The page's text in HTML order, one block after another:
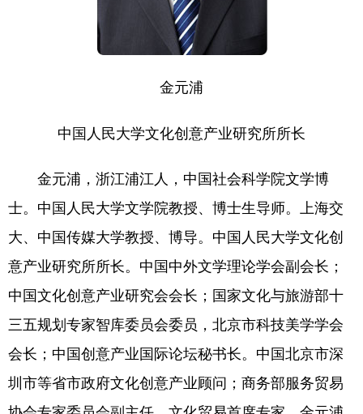
金元浦
中国人民大学文化创意产业研究所所长
金元浦，浙江浦江人，中国社会科学院文学博
士。中国人民大学文学院教授、博士生导师。上海交
大、中国传媒大学教授、博导。中国人民大学文化创
意产业研究所所长。中国中外文学理论学会副会长；
中国文化创意产业研究会会长；国家文化与旅游部十
三五规划专家智库委员会委员，北京市科技美学学会
会长；中国创意产业国际论坛秘书长。中国北京市深
圳市等省市政府文化创意产业顾问；商务部服务贸易